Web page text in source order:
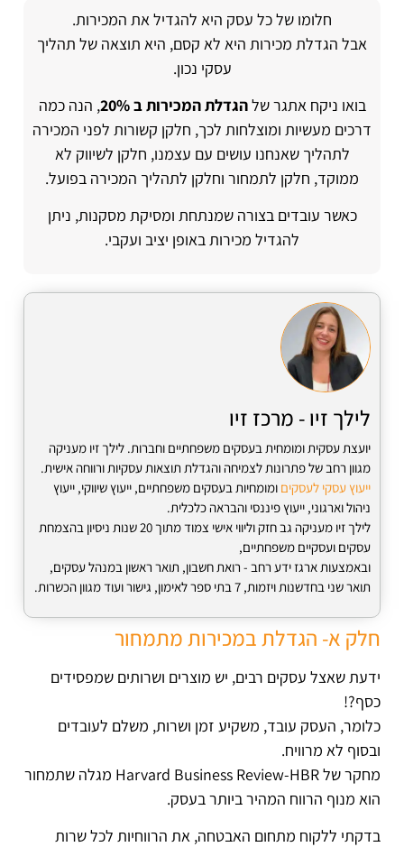
חלומו של כל עסק היא להגדיל את המכירות.
אבל הגדלת מכירות היא לא קסם, היא תוצאה של תהליך
עסקי נכון.
בואו ניקח אתגר שלהגדלת המכירות ב 20%
, הנה כמה
דרכים מעשיות ומוצלחות לכך, חלקן קשורות לפני המכירה
לתהליך שאנחנו עושים עם עצמנו, חלקן לשיווק לא
ממוקד, חלקן לתמחור וחלקן לתהליך המכירה בפועל.
כאשר עובדים בצורה שמנתחת ומסיקת מסקנות, ניתן
להגדיל מכירות באופן יציב ועקבי.
לילך זיו - מרכז זיו
יועצת עסקית ומומחית בעסקים משפחתיים וחברות. לילך זיו מעניקה
מגוון רחב של פתרונות לצמיחה והגדלת תוצאות עסקיות ורווחה אישית.
ייעוץ עסקי לעסקים ומומחיות בעסקים משפחתיים, ייעוץ שיווקי, ייעוץ
ניהול וארגוני, ייעוץ פיננסי והבראה כלכלית.
לילך זיו מעניקה גב חזק וליווי אישי צמוד מתוך 20 שנות ניסיון בהצמחת
עסקים ועסקיים משפחתיים,
ובאמצעות ארגז ידע רחב - רואת חשבון, תואר ראשון במנהל עסקים,
תואר שני בחדשנות ויזמות, 7 בתי ספר לאימון, גישור ועוד מגוון הכשרות.
חלק א- הגדלת במכירות מתמחור
ידעת שאצל עסקים רבים, יש מוצרים ושרותים שמפסידים
כסף?!
כלומר, העסק עובד, משקיע זמן ושרות, משלם לעובדים
ובסוף לא מרוויח.
מחקר של Harvard Business Review-HBR מגלה שתמחור
הוא מנוף הרווח המהיר ביותר בעסק.
בדקתי ללקוח מתחום האבטחה, את הרווחיות לכל שרות